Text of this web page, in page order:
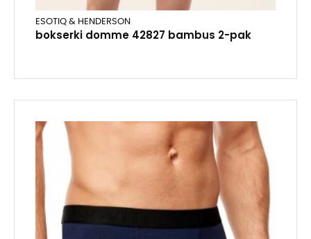
ESOTIQ & HENDERSON
bokserki domme 42827 bambus 2-pak